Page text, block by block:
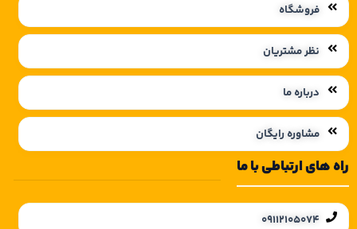
فروشگاه
نظر مشتریان
درباره ما
مشاوره رایگان
راه های ارتباطی با ما
09112105074